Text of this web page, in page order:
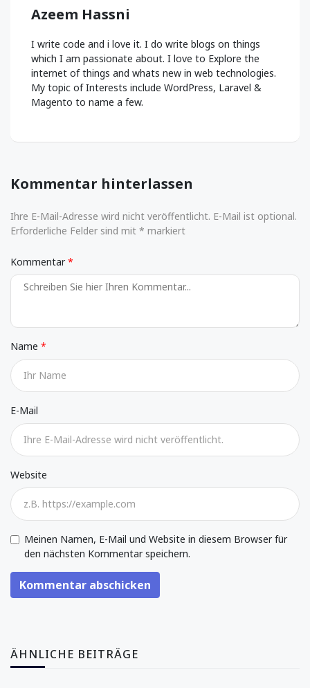
Azeem Hassni
I write code and i love it. I do write blogs on things
which I am passionate about. I love to Explore the
internet of things and whats new in web technologies.
My topic of Interests include WordPress, Laravel &
Magento to name a few.
Kommentar hinterlassen
Ihre E-Mail-Adresse wird nicht veröffentlicht. E-Mail ist optional.
Erforderliche Felder sind mit * markiert
Kommentar
Name
E-Mail
Website
Meinen Namen, E-Mail und Website in diesem Browser für
den nächsten Kommentar speichern.
Kommentar abschicken
ÄHNLICHE BEITRÄGE